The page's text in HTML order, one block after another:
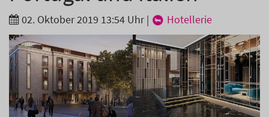
02. Oktober 2019 13:54 Uhr| Hotellerie
Branche
Ich möchte folgende Newsletter erhalten
Tageskarte-Newsletter (gegen 8.30 Uhr)